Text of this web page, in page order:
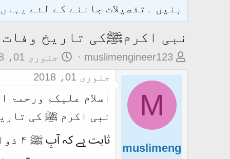
بنیں ۔تفصیلات جاننے کے لئے
نبی اکرمﷺکی تاریخ وفات
م
ض
muslimengineer123
ت
ا
ی
خ
غ
جنوری 01، 2018
M
muslimeng
جنوری 01، 2018
اسلام علیکم ورحمۃ